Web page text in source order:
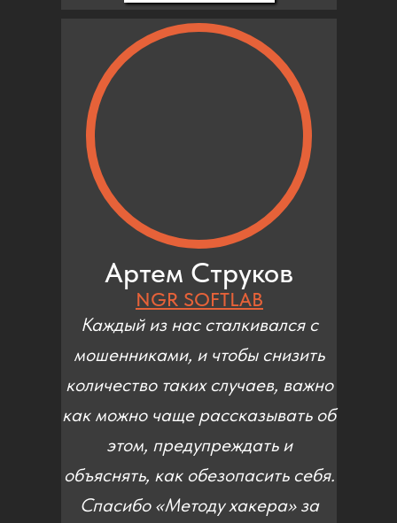
Каждый из нас сталкивался с
мошенниками, и чтобы снизить
количество таких случаев, важно
как можно чаще рассказывать об
этом, предупреждать и
объяснять, как обезопасить себя.
Спасибо «Методу хакера» за
Артем Струков
NGR SOFTLAB